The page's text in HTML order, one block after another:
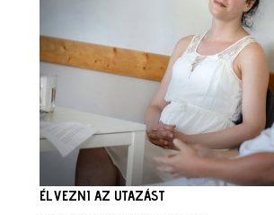
ÉLVEZNI AZ UTAZÁST